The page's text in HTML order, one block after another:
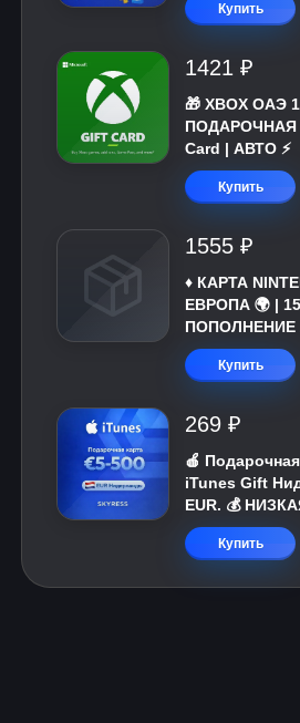
Купить
1421 ₽
🎁 XBOX ОАЭ
ПОДАРОЧНАЯ
Card | АВТО ⚡
Купить
1555 ₽
♦️ КАРТА
ЕВРОПА 🌍 | 15
ПОПОЛНЕНИЕ
Купить
269 ₽
🍎
iTunes Gift
EUR. 💰
Купить